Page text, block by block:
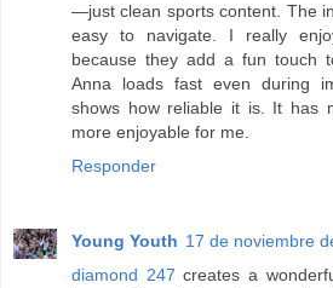
—just clean sports content. The
easy to navigate. I really
because they add a fun touch
Anna loads fast even during
shows how reliable it is. It has
more enjoyable for me.
Responder
Young Youth 17 de noviembre
diamond 247 creates a